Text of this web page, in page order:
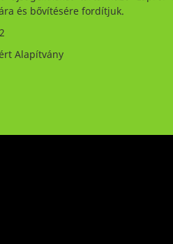
és bővítésére fordítjuk.
Alapítvány